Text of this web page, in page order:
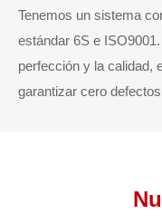
Tenemos un sistema
estándar 6S e
perfección y la calidad,
garantizar cero